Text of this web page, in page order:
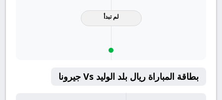
لم تبدأ
بطاقة المباراة ريال بلد الوليد Vs جيرونا